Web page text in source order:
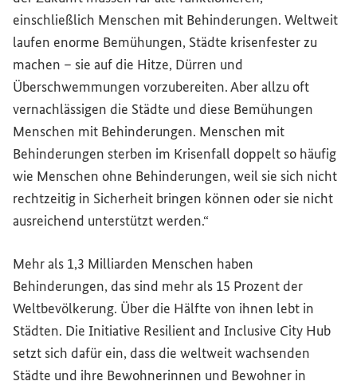
einschließlich Menschen mit Behinderungen. Weltweit
laufen enorme Bemühungen, Städte krisenfester zu
machen – sie auf die Hitze, Dürren und
Überschwemmungen vorzubereiten. Aber allzu oft
vernachlässigen die Städte und diese Bemühungen
Menschen mit Behinderungen. Menschen mit
Behinderungen sterben im Krisenfall doppelt so häufig
wie Menschen ohne Behinderungen, weil sie sich nicht
rechtzeitig in Sicherheit bringen können oder sie nicht
ausreichend unterstützt werden.“
Mehr als 1,3 Milliarden Menschen haben
Behinderungen, das sind mehr als 15 Prozent der
Weltbevölkerung. Über die Hälfte von ihnen lebt in
Städten. Die Initiative Resilient and Inclusive City Hub
setzt sich dafür ein, dass die weltweit wachsenden
Städte und ihre Bewohnerinnen und Bewohner in